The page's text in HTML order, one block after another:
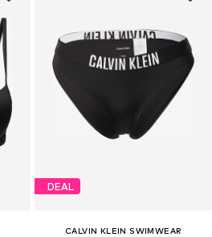
DEAL
CALVIN KLEIN SWIMWEAR